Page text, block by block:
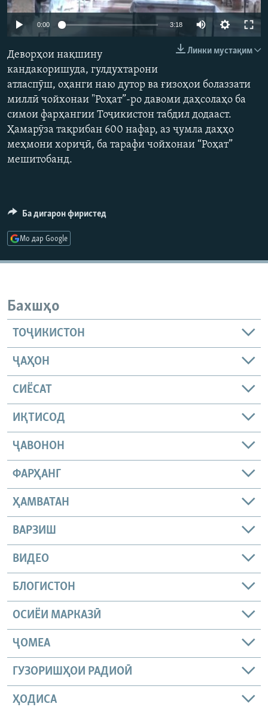
ГУЗОРИШҲОИ РАДИОӢ
Русский
ПАЙГИРӢ КУНЕД
Ҳамаи сомонаҳои RFE/RL
0:00 3:18
Линки мустақим
Деворҳои нақшину
кандакоришуда, гулдухтарони
атласпӯш, оҳанги наю дутор ва ғизоҳои болаззати
миллӣ чойхонаи "Роҳат”-ро давоми даҳсолаҳо ба
симои фарҳангии Тоҷикистон табдил додааст.
Ҳамарӯза тақрибан 600 нафар, аз ҷумла даҳҳо
меҳмони хориҷӣ, ба тарафи чойхонаи “Роҳат”
мешитобанд.
Ба дигарон фиристед
Мо дар Google
Бахшҳо
ТОҶИКИСТОН
ҶАҲОН
СИЁСАТ
ИҚТИСОД
ҶАВОНОН
ФАРҲАНГ
ҲАМВАТАН
ВАРЗИШ
ВИДЕО
БЛОГИСТОН
ОСИЁИ МАРКАЗӢ
ҶОМEА
ГУЗОРИШҲОИ РАДИОӢ
ҲОДИСА